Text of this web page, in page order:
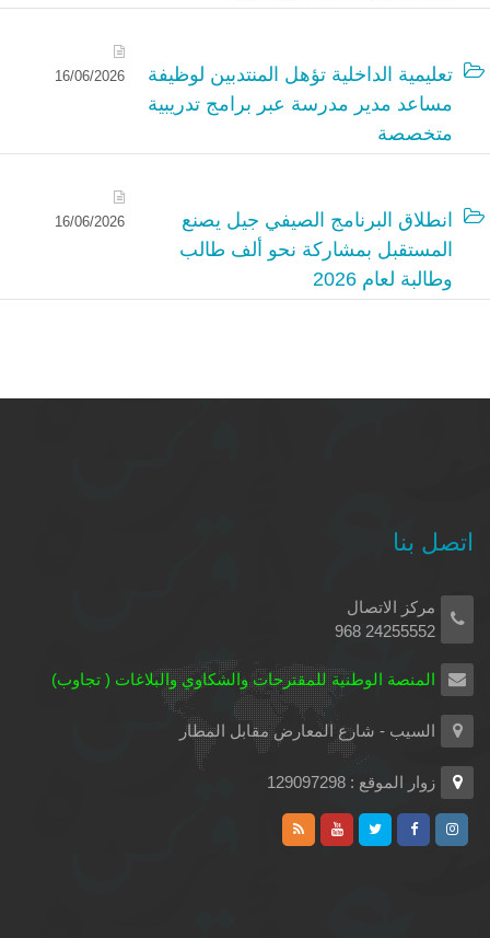
تعليمية الداخلية تؤهل المنتدبين لوظيفة
مساعد مدير مدرسة عبر برامج تدريبية
متخصصة
16/06/2026
انطلاق البرنامج الصيفي جيل يصنع
المستقبل بمشاركة نحو ألف طالب
وطالبة لعام 2026
16/06/2026
اتصل بنا
مركز الاتصال
24255552 968
المنصة الوطنية للمقترحات والشكاوي والبلاغات ( تجاوب)
السيب - شارع المعارض مقابل المطار
زوار الموقع : 129097298